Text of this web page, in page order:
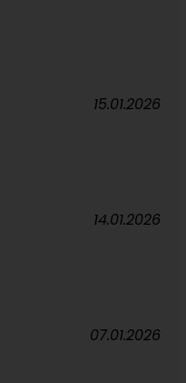
15.01.2026
14.01.2026
07.01.2026